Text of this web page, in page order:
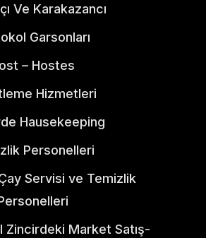
Ve Karakazancı
Garsonları
– Hostes
Hizmetleri
Hausekeeping
Personelleri
Servisi ve Temizlik
Zincirdeki Market Satış-